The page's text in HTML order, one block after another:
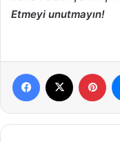
Etmeyi unutmayın!
Facebook